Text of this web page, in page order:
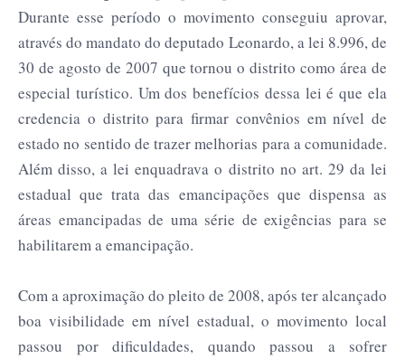
Durante esse período o movimento conseguiu aprovar,
através do mandato do deputado Leonardo, a lei 8.996, de
30 de agosto de 2007 que tornou o distrito como área de
especial turístico. Um dos benefícios dessa lei é que ela
credencia o distrito para firmar convênios em nível de
estado no sentido de trazer melhorias para a comunidade.
Além disso, a lei enquadrava o distrito no art. 29 da lei
estadual que trata das emancipações que dispensa as
áreas emancipadas de uma série de exigências para se
habilitarem a emancipação.
Com a aproximação do pleito de 2008, após ter alcançado
boa visibilidade em nível estadual, o movimento local
passou por dificuldades, quando passou a sofrer